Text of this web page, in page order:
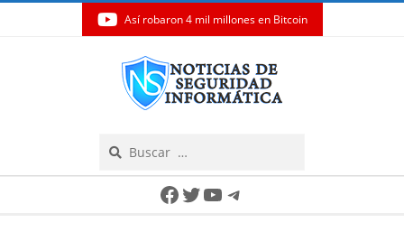
Así robaron 4 mil millones en Bitcoin
Facebook
Twitter
YouTube
Telegram